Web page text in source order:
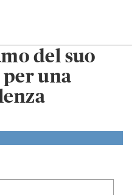
del suo
una